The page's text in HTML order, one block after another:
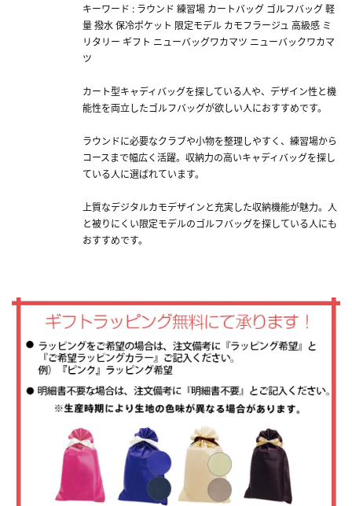
キーワード : ラウンド 練習場 カートバッグ ゴルフバッグ 軽
量 撥水 保冷ポケット 限定モデル カモフラージュ 高級感 ミ
リタリー ギフト ニューバッグワカマツ ニューバックワカマ
ツ
カート型キャディバッグを探している人や、デザイン性と機
能性を両立したゴルフバッグが欲しい人におすすめです。
ラウンドに必要なクラブや小物を整理しやすく、練習場から
コースまで幅広く活躍。収納力の高いキャディバッグを探し
ている人に選ばれています。
上質なデジタルカモデザインと充実した収納機能が魅力。人
と被りにくい限定モデルのゴルフバッグを探している人にも
おすすめです。